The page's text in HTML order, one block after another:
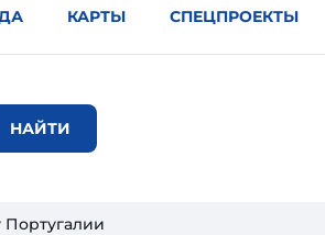
КАРТЫ СПЕЦПРОЕКТЫ
Португалии